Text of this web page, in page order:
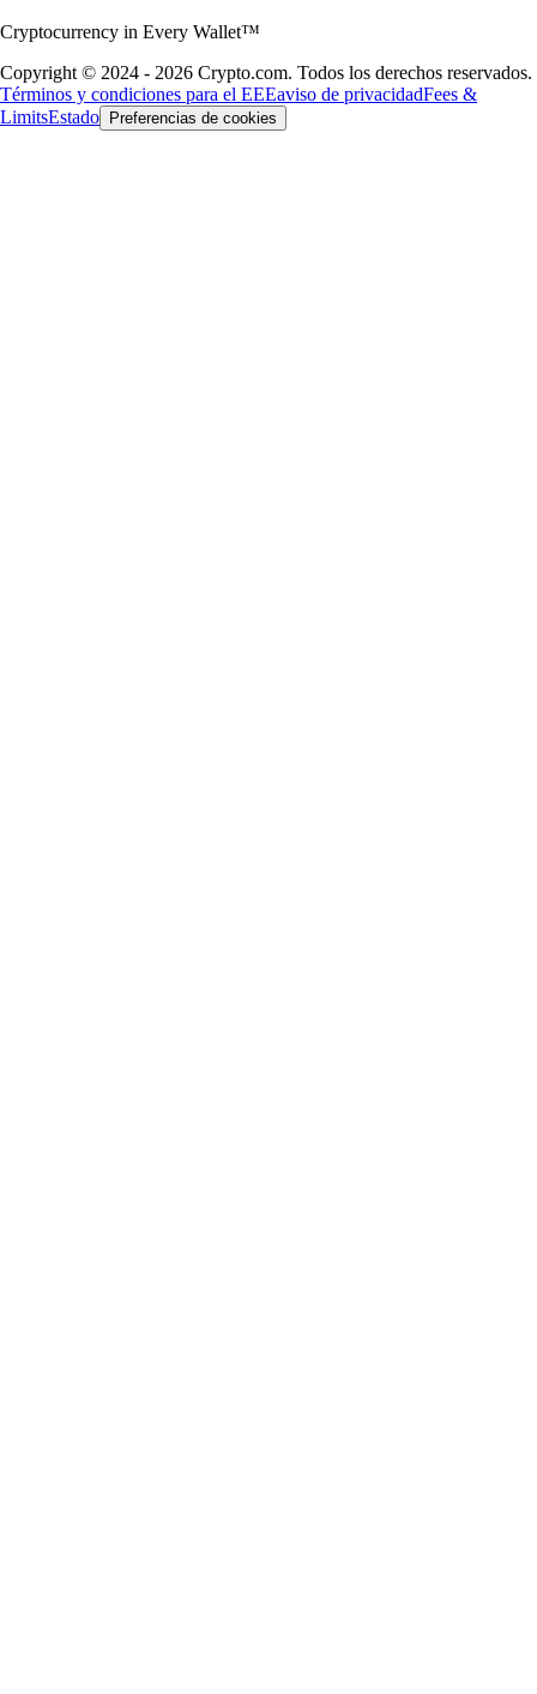
Cryptocurrency in Every Wallet™
Copyright © 2024 - 2026 Crypto.com. Todos los derechos reservados.
Términos y condiciones para el EEEaviso de privacidadFees &
LimitsEstado Preferencias de cookies